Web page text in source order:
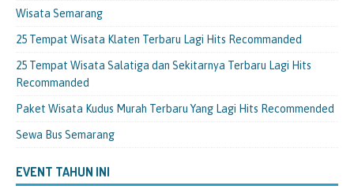
Wisata Semarang
25 Tempat Wisata Klaten Terbaru Lagi Hits Recommanded
25 Tempat Wisata Salatiga dan Sekitarnya Terbaru Lagi Hits
Recommanded
Paket Wisata Kudus Murah Terbaru Yang Lagi Hits Recommended
Sewa Bus Semarang
EVENT TAHUN INI